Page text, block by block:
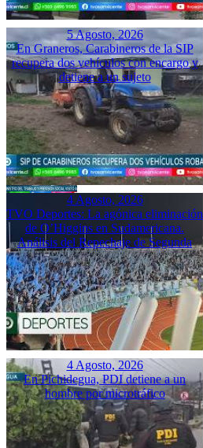
5 Agosto, 2026
En Graneros, Carabineros de la SIP
recupera dos vehículos con encargo y
detiene a un sujeto
4 Agosto, 2026
TVO Deportes: La agónica eliminación
de O’Higgins en Sudamericana.
Análisis del Repechaje de Segunda
4 Agosto, 2026
En Pichidegua, PDI detiene a un
hombre por microtráfico